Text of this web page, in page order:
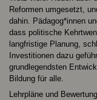
Reformen umgesetzt,
dahin. Pädagog*innen
dass politische
langfristige Planung,
Investitionen dazu
grundlegendsten
Bildung für alle.
Lehrpläne und